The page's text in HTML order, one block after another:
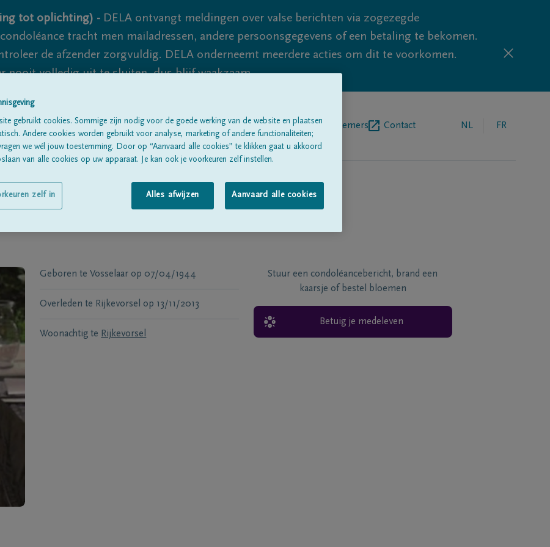
tot oplichting) - DELA ontvangt meldingen over valse berichten via zogezegde
tracht men mailadressen, andere persoonsgegevens of een betaling te bekomen.
de afzender zorgvuldig. DELA onderneemt meerdere acties om dit te voorkomen.
nooit volledig uit te sluiten, dus blijf waakzaam.
Alle rouwberichtenOver onsBegrafenisondernemers Contact NL FR
Geboren te Vosselaar op 07/04/1944
Overleden te Rijkevorsel op 13/11/2013
Woonachtig te Rijkevorsel
Stuur een condoléancebericht, brand een
kaarsje of bestel bloemen
Betuig je medeleven
gebruikt cookies. Sommige zijn nodig voor de goede werking van de website en plaatsen
Andere cookies worden gebruikt voor analyse, marketing of andere functionaliteiten;
we wél jouw toestemming. Door op “Aanvaard alle cookies” te klikken gaat u akkoord
van alle cookies op uw apparaat. Je kan ook je voorkeuren zelf instellen.
Alles afwijzen Aanvaard alle cookies
zelf in